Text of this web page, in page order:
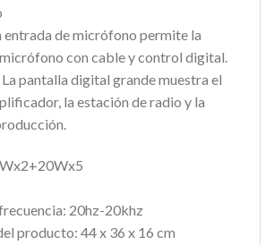
entrada de micrófono permite la
con cable y control digital.
La pantalla digital grande muestra el
la estación de radio y la
20hz-20khz
producto: 44 x 36 x 16 cm